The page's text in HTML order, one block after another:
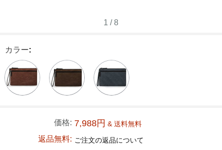
1 /8
カラー:
価格: 7,988円 & 送料無料
返品無料: ご注文の返品について